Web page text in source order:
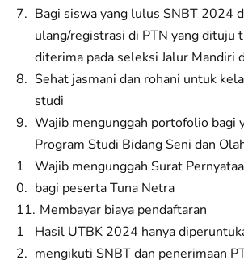
Bagi siswa yang lulus SNBT 2024
ulang/registrasi di PTN yang dituju
diterima pada seleksi Jalur Mandiri
Sehat jasmani dan rohani untuk
studi
Wajib mengunggah portofolio bagi
Program Studi Bidang Seni dan
Wajib mengunggah Surat
bagi peserta Tuna Netra
Membayar biaya pendaftaran
Hasil UTBK 2024 hanya
mengikuti SNBT dan penerimaan